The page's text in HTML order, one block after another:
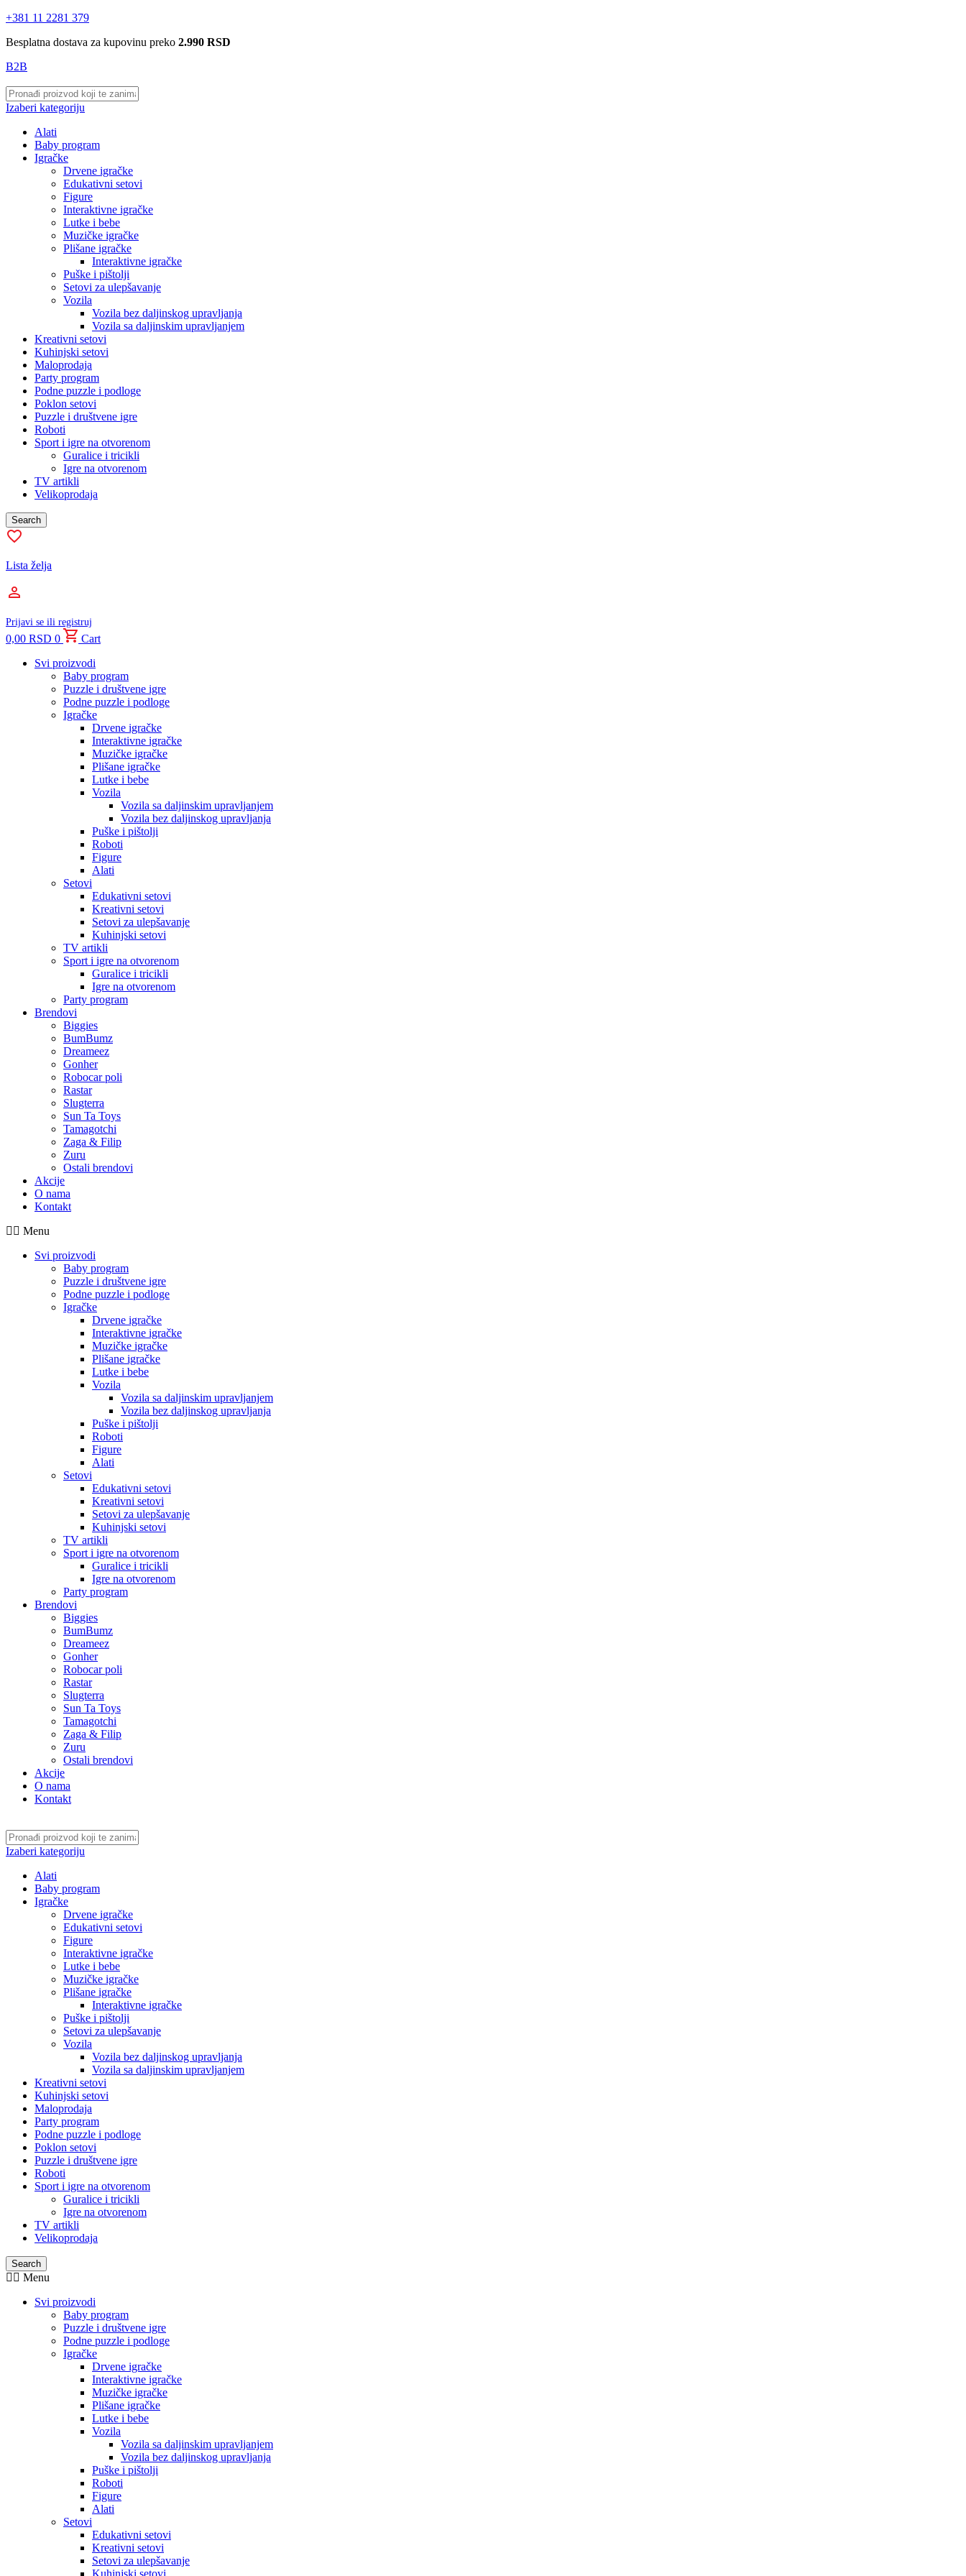
+381 11 2281 379
Besplatna dostava za kupovinu preko 2.990 RSD
B2B
Izaberi kategoriju
Alati
Baby program
Igračke
Drvene igračke
Edukativni setovi
Figure
Interaktivne igračke
Lutke i bebe
Muzičke igračke
Plišane igračke
Interaktivne igračke
Puške i pištolji
Setovi za ulepšavanje
Vozila
Vozila bez daljinskog upravljanja
Vozila sa daljinskim upravljanjem
Kreativni setovi
Kuhinjski setovi
Maloprodaja
Party program
Podne puzzle i podloge
Poklon setovi
Puzzle i društvene igre
Roboti
Sport i igre na otvorenom
Guralice i tricikli
Igre na otvorenom
TV artikli
Velikoprodaja
Search
Lista želja
Prijavi se ili registruj
0,00 RSD 0
Cart
Svi proizvodi
Baby program
Puzzle i društvene igre
Podne puzzle i podloge
Igračke
Drvene igračke
Interaktivne igračke
Muzičke igračke
Plišane igračke
Lutke i bebe
Vozila
Vozila sa daljinskim upravljanjem
Vozila bez daljinskog upravljanja
Puške i pištolji
Roboti
Figure
Alati
Setovi
Edukativni setovi
Kreativni setovi
Setovi za ulepšavanje
Kuhinjski setovi
TV artikli
Sport i igre na otvorenom
Guralice i tricikli
Igre na otvorenom
Party program
Brendovi
Biggies
BumBumz
Dreameez
Gonher
Robocar poli
Rastar
Slugterra
Sun Ta Toys
Tamagotchi
Zaga & Filip
Zuru
Ostali brendovi
Akcije
O nama
Kontakt
Menu
Svi proizvodi
Baby program
Puzzle i društvene igre
Podne puzzle i podloge
Igračke
Drvene igračke
Interaktivne igračke
Muzičke igračke
Plišane igračke
Lutke i bebe
Vozila
Vozila sa daljinskim upravljanjem
Vozila bez daljinskog upravljanja
Puške i pištolji
Roboti
Figure
Alati
Setovi
Edukativni setovi
Kreativni setovi
Setovi za ulepšavanje
Kuhinjski setovi
TV artikli
Sport i igre na otvorenom
Guralice i tricikli
Igre na otvorenom
Party program
Brendovi
Biggies
BumBumz
Dreameez
Gonher
Robocar poli
Rastar
Slugterra
Sun Ta Toys
Tamagotchi
Zaga & Filip
Zuru
Ostali brendovi
Akcije
O nama
Kontakt
Izaberi kategoriju
Alati
Baby program
Igračke
Drvene igračke
Edukativni setovi
Figure
Interaktivne igračke
Lutke i bebe
Muzičke igračke
Plišane igračke
Interaktivne igračke
Puške i pištolji
Setovi za ulepšavanje
Vozila
Vozila bez daljinskog upravljanja
Vozila sa daljinskim upravljanjem
Kreativni setovi
Kuhinjski setovi
Maloprodaja
Party program
Podne puzzle i podloge
Poklon setovi
Puzzle i društvene igre
Roboti
Sport i igre na otvorenom
Guralice i tricikli
Igre na otvorenom
TV artikli
Velikoprodaja
Search
Menu
Svi proizvodi
Baby program
Puzzle i društvene igre
Podne puzzle i podloge
Igračke
Drvene igračke
Interaktivne igračke
Muzičke igračke
Plišane igračke
Lutke i bebe
Vozila
Vozila sa daljinskim upravljanjem
Vozila bez daljinskog upravljanja
Puške i pištolji
Roboti
Figure
Alati
Setovi
Edukativni setovi
Kreativni setovi
Setovi za ulepšavanje
Kuhinjski setovi